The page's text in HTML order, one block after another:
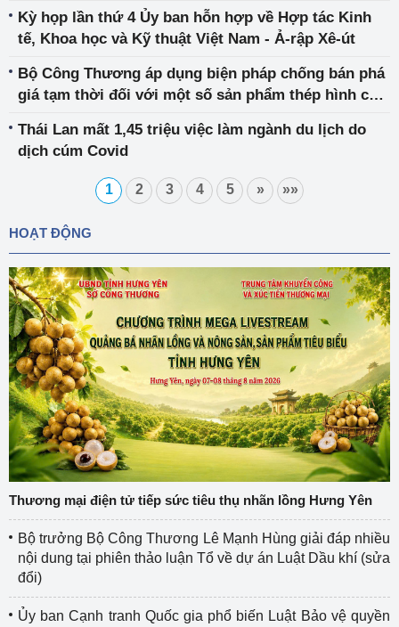
Kỳ họp lần thứ 4 Ủy ban hỗn hợp về Hợp tác Kinh
tế, Khoa học và Kỹ thuật Việt Nam - Ả-rập Xê-út
Bộ Công Thương áp dụng biện pháp chống bán phá
giá tạm thời đối với một số sản phẩm thép hình chữ
Thái Lan mất 1,45 triệu việc làm ngành du lịch do
dịch cúm Covid
1 2 3 4 5 » »»
HOẠT ĐỘNG
Thương mại điện tử tiếp sức tiêu thụ nhãn lồng Hưng Yên
Bộ trưởng Bộ Công Thương Lê Mạnh Hùng giải đáp nhiều
nội dung tại phiên thảo luận Tổ về dự án Luật Dầu khí (sửa
đổi)
Ủy ban Cạnh tranh Quốc gia phổ biến Luật Bảo vệ quyền